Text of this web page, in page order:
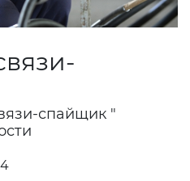
спайщик "